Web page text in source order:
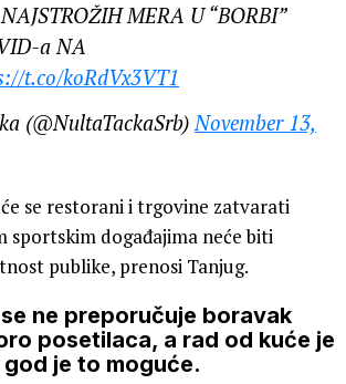
MERA U “BORBI”
a NA
t.co/koRdVx3VT1
(@NultaTackaSrb)November 13,
se restorani i trgovine zatvarati
sportskim događajima neće biti
publike, prenosi Tanjug.
ne preporučuje boravak
posetilaca, a rad od kuće je
je to moguće.